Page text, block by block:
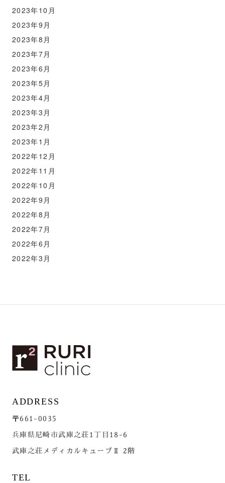
2023年10月
2023年9月
2023年8月
2023年7月
2023年6月
2023年5月
2023年4月
2023年3月
2023年2月
2023年1月
2022年12月
2022年11月
2022年10月
2022年9月
2022年8月
2022年7月
2022年6月
2022年3月
ADDRESS
〒661-0035
兵庫県尼崎市武庫之荘1丁目18-6
武庫之荘メディカルキューブⅡ 2階
TEL